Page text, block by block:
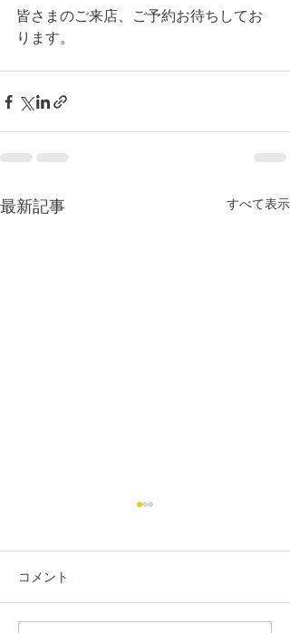
皆さまのご来店、ご予約お待ちしてお
ります。
最新記事 すべて表示
コメント